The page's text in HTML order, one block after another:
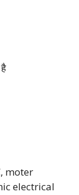
moter
electrical